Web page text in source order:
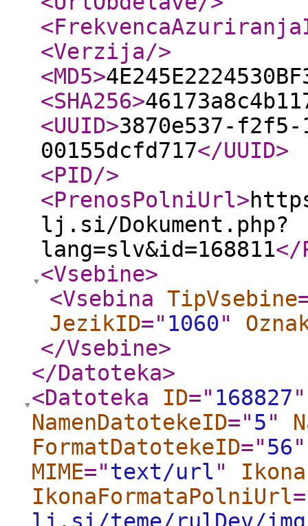
<Verzija/>
<MD5>
<SHA256>
<UUID>3870e537-f2f5-
00155dcfd717</UUID>
<PID/>
<PrenosPolniUrl>
lj.si/Dokument.php?
lang=slv&id=168811</
<Vsebine>
<Vsebina TipVsebine
JezikID=" 1060"
</Vsebine>
</Datoteka>
<Datoteka
ID=" 168827"
NamenDatotekeID="5"
FormatDatotekeID="56"
MIME="text/url"
IkonaFormataPolniUrl